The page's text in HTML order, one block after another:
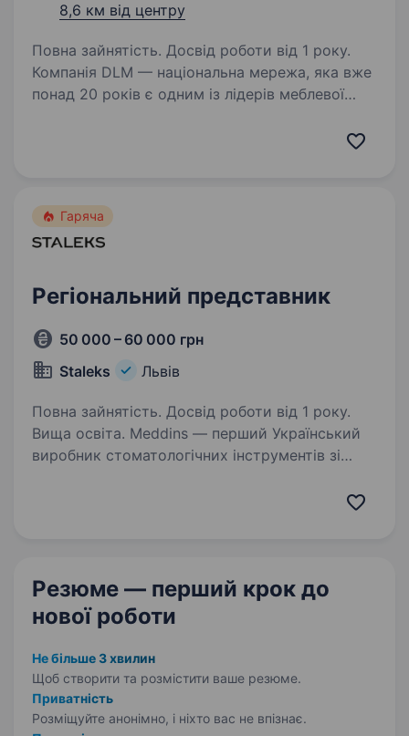
8,6 км від центру
Повна зайнятість. Досвід роботи від 1 року.
Компанія DLM — національна мережа, яка вже
понад 20 років є одним із лідерів меблевої
стильні меблі, які не потребують додаткового
Гаряча
Регіональний представник
50 000 – 60 000 грн
Staleks
Львів
Повна зайнятість. Досвід роботи від 1 року.
Вища освіта. Meddins — перший Український
виробник стоматологічних інструментів зі
Резюме — перший крок до
нової роботи
Не більше 3 хвилин
Щоб створити та розмістити ваше резюме.
Приватність
Розміщуйте анонімно, і ніхто вас не впізнає.